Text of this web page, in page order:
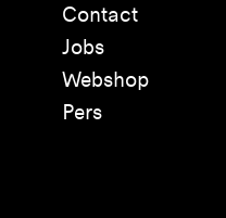
Contact
Jobs
Webshop
Pers